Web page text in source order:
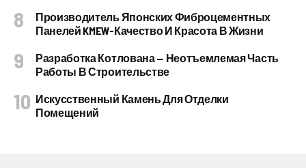
Производитель Японских Фиброцементных
Панелей KMEW-Качество И Красота В Жизни
Разработка Котлована — Неотъемлемая Часть
Работы В Строительстве
Искусственный Камень Для Отделки
Помещений